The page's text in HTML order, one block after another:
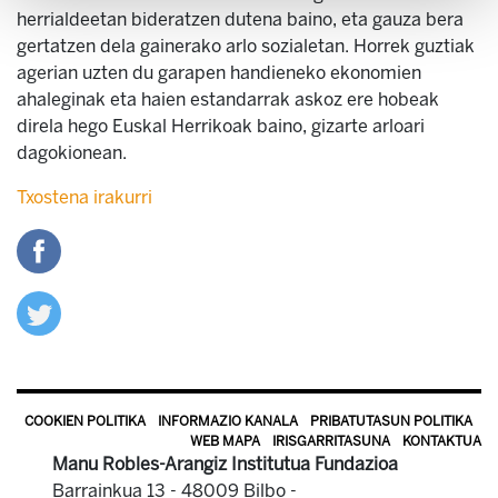
herrialdeetan bideratzen dutena baino, eta gauza bera
gertatzen dela gainerako arlo sozialetan. Horrek guztiak
agerian uzten du garapen handieneko ekonomien
ahaleginak eta haien estandarrak askoz ere hobeak
direla hego Euskal Herrikoak baino, gizarte arloari
dagokionean.
Txostena irakurri
COOKIEN POLITIKA INFORMAZIO KANALA
PRIBATUTASUN POLITIKA
WEB MAPA
IRISGARRITASUNA KONTAKTUA
Manu Robles-Arangiz Institutua Fundazioa
Barrainkua 13 - 48009 Bilbo -